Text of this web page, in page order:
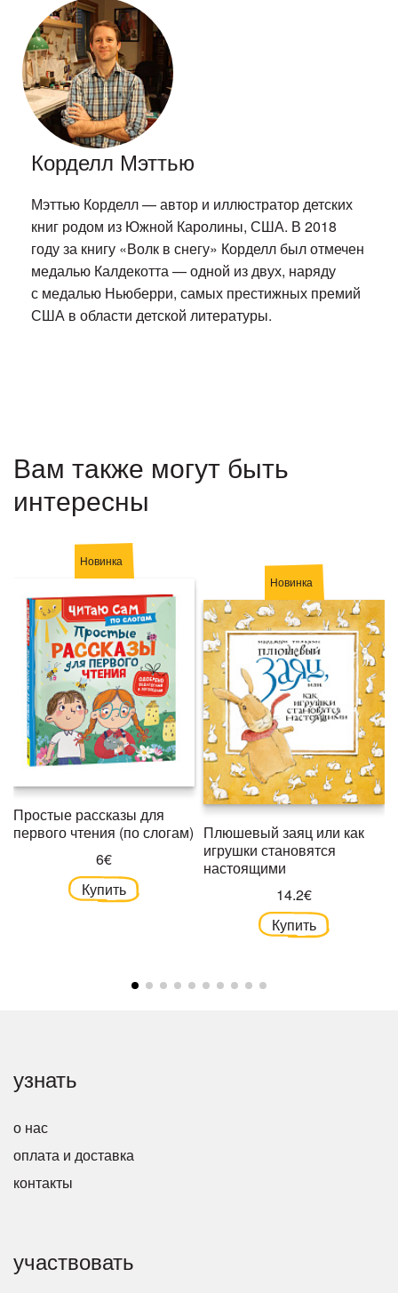
Корделл Мэттью
Мэттью Корделл — автор и иллюстратор детских
книг родом из Южной Каролины, США. В 2018
году за книгу «Волк в снегу» Корделл был отмечен
медалью Калдекотта — одной из двух, наряду
с медалью Ньюберри, самых престижных премий
США в области детской литературы.
Вам также могут быть
интересны
Новинка
Простые рассказы для
первого чтения (по слогам)
6€
Купить
Новинка
Плюшевый заяц или как
игрушки становятся
настоящими
14.2€
Купить
узнать
о нас
оплата и доставка
контакты
участвовать